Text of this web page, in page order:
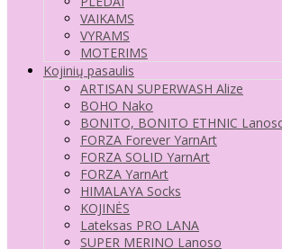
VAIKAMS
VYRAMS
MOTERIMS
Kojinių pasaulis
ARTISAN SUPERWASH Alize
BOHO Nako
BONITO, BONITO ETHNIC
FORZA Forever YarnArt
FORZA SOLID YarnArt
FORZA YarnArt
HIMALAYA Socks
KOJINĖS
Lateksas PRO LANA
SUPER MERINO Lanoso